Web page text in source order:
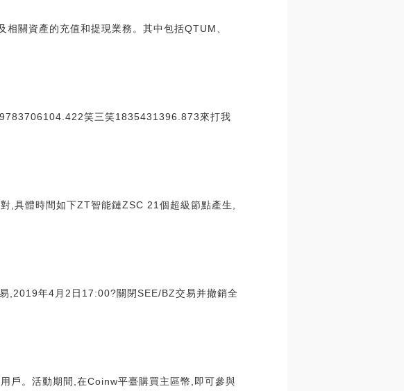
關資產的充值和提現業務。其中包括QTUM、
笑三笑1835431396.873來打我
,具體時間如下ZT智能鏈ZSC 21個超級節點產生,
,2019年4月2日17:00?關閉SEE/BZ交易并撤銷全
戶。活動期間,在Coinw平臺購買主區幣,即可參與